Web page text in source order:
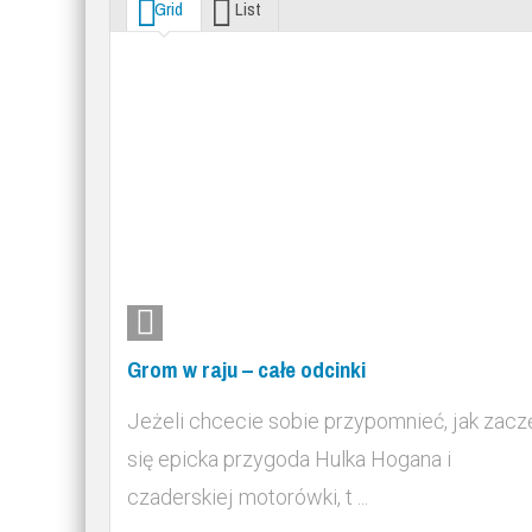
Grid List
Grom w raju – całe odcinki
Jeżeli chcecie sobie przypomnieć, jak
się epicka przygoda Hulka Hogana i
czaderskiej motorówki, t ...